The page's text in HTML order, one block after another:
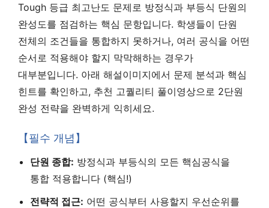
Tough 등급 최고난도 문제로 방정식과 부등식 단원의
완성도를 점검하는 핵심 문항입니다. 학생들이 단원
전체의 조건들을 통합하지 못하거나, 여러 공식을 어떤
순서로 적용해야 할지 막막해하는 경우가
대부분입니다. 아래 해설이미지에서 문제 분석과 핵심
힌트를 확인하고, 추천 고퀄리티 풀이영상으로 2단원
완성 전략을 완벽하게 익히세요.
【필수 개념】
단원 종합: 방정식과 부등식의 모든 핵심공식을
통합 적용합니다 (핵심!)
전략적 접근: 어떤 공식부터 사용할지 우선순위를